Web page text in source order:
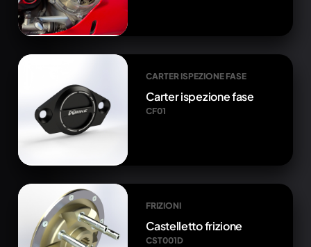
CARTER ISPEZIONE FASE
Carter ispezione fase
CF01
FRIZIONI
Castelletto frizione
CST001D